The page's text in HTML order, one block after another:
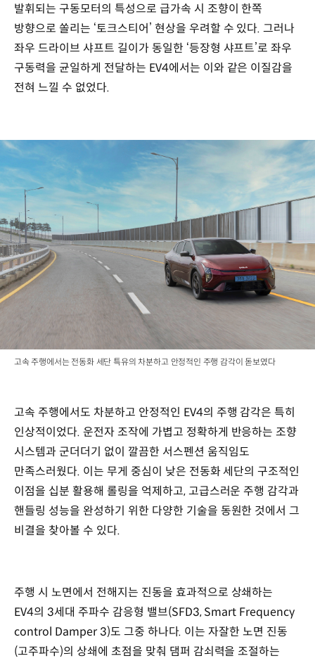
발휘되는 구동모터의 특성으로 급가속 시 조향이 한쪽
방향으로 쏠리는 ‘토크스티어’ 현상을 우려할 수 있다. 그러나
좌우 드라이브 샤프트 길이가 동일한 ‘등장형 샤프트’로 좌우
구동력을 균일하게 전달하는 EV4에서는 이와 같은 이질감을
전혀 느낄 수 없었다.
고속 주행에서는 전동화 세단 특유의 차분하고 안정적인 주행 감각이 돋보였다
고속 주행에서도 차분하고 안정적인 EV4의 주행 감각은 특히
인상적이었다. 운전자 조작에 가볍고 정확하게 반응하는 조향
시스템과 군더더기 없이 깔끔한 서스펜션 움직임도
만족스러웠다. 이는 무게 중심이 낮은 전동화 세단의 구조적인
이점을 십분 활용해 롤링을 억제하고, 고급스러운 주행 감각과
핸들링 성능을 완성하기 위한 다양한 기술을 동원한 것에서 그
비결을 찾아볼 수 있다.
주행 시 노면에서 전해지는 진동을 효과적으로 상쇄하는
EV4의 3세대 주파수 감응형 밸브(SFD3, Smart Frequency
control Damper 3)도 그중 하나다. 이는 자잘한 노면 진동
(고주파수)의 상쇄에 초점을 맞춰 댐퍼 감쇠력을 조절하는